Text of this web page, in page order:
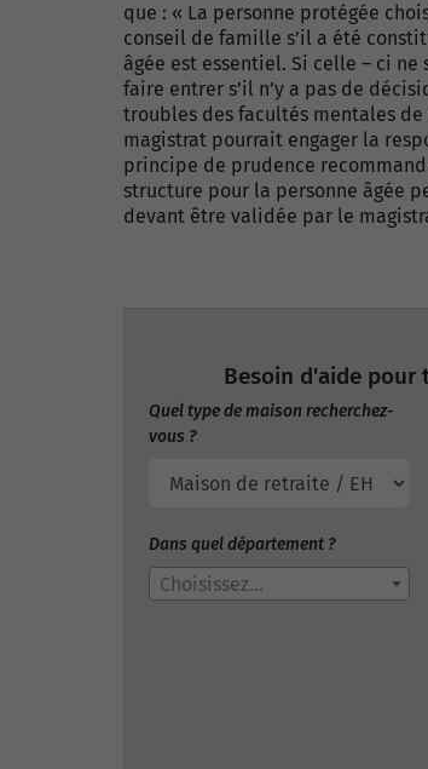
que : « La personne protégée
conseil de famille s’il a été
âgée est essentiel. Si celle – ci ne
faire entrer s’il n’y a pas de
troubles des facultés mentales
magistrat pourrait engager la
principe de prudence
structure pour la personne âgée
devant être validée par le
Besoin d'aide pour
Quel type de maison recherchez-
vous ?
Dans quel département ?
Choisissez...